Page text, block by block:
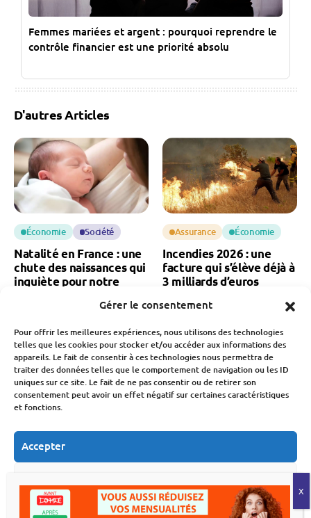
Gérer le consentement
Pour offrir les meilleures expériences, nous utilisons des technologies
telles que les cookies pour stocker et/ou accéder aux informations des
appareils. Le fait de consentir à ces technologies nous permettra de
traiter des données telles que le comportement de navigation ou les ID
uniques sur ce site. Le fait de ne pas consentir ou de retirer son
consentement peut avoir un effet négatif sur certaines caractéristiques
et fonctions.
Accepter
Voir les préférences
Femmes mariées et argent : pourquoi reprendre le
contrôle financier est une priorité absolu
D'autres Articles
Économie Société
Natalité en France : une
chute des naissances qui
inquiète pour notre
7 Août 2026
Assurance Économie
Incendies 2026 : une
facture qui s’élève déjà à
3 milliards d’euros
Fabien Monvoisin
Économie
Déménagement : le
crise
CAC 40 : pourquoi la
nouveau record
historique